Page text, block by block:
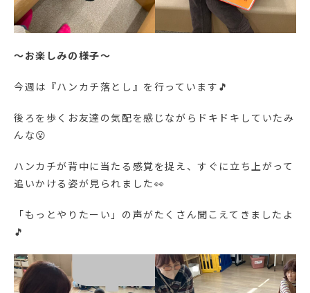
～お楽しみの様子～
今週は『ハンカチ落とし』を行っています🎵
後ろを歩くお友達の気配を感じながらドキドキしていたみ
んな😮
ハンカチが背中に当たる感覚を捉え、すぐに立ち上がって
追いかける姿が見られました👀
「もっとやりたーい」の声がたくさん聞こえてきましたよ
🎵